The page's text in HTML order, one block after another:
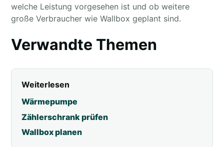
welche Leistung vorgesehen ist und ob weitere
große Verbraucher wie Wallbox geplant sind.
Verwandte Themen
Weiterlesen
Wärmepumpe
Zählerschrank prüfen
Wallbox planen